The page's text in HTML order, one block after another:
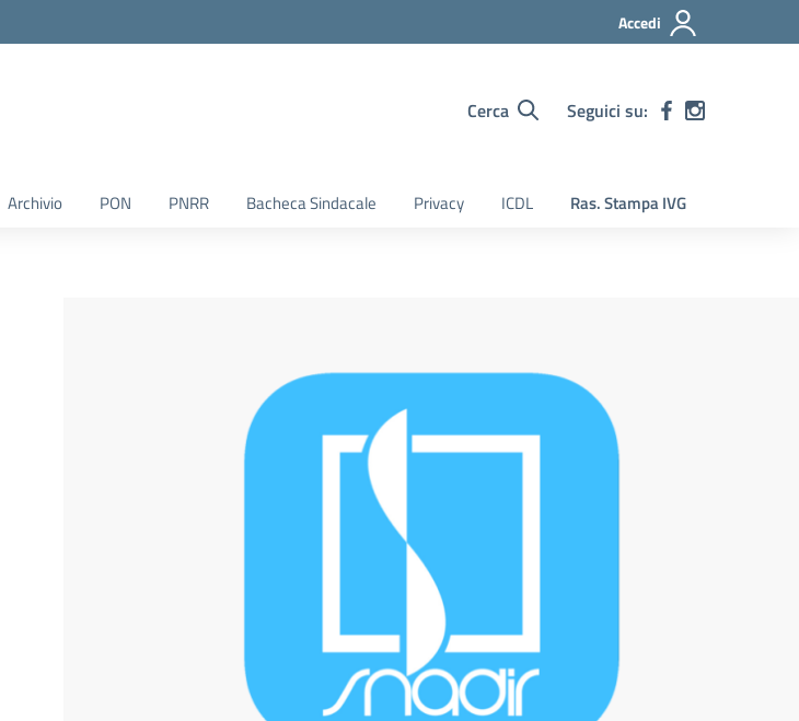
Accedi
Cerca Seguici su:
Archivio PON PNRR Bacheca Sindacale Privacy ICDL Ras. Stampa IVG